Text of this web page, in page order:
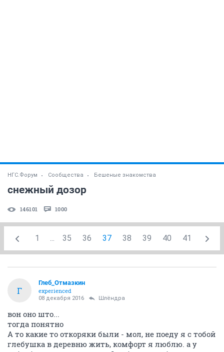
НГС.Форум Сообщества Бешеные знакомства
снежный дозор
146101 1000
1 ... 35 36 37 38 39 40 41
Г
Глеб_Отмазкин
experienced
08 декабря 2016 Шлёндра
вон оно што...
тогда понятно
А то какие то откоряки были - мол, не поеду я с тобой
глебушка в деревню жить, комфорт я люблю. а у